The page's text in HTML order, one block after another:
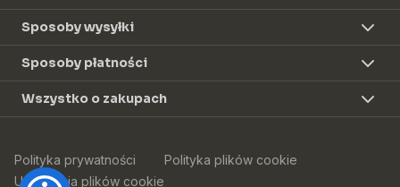
Sposoby wysyłki
Sposoby płatności
Wszystko o zakupach
Polityka prywatności
Polityka plików cookie
Ustawienia plików cookie